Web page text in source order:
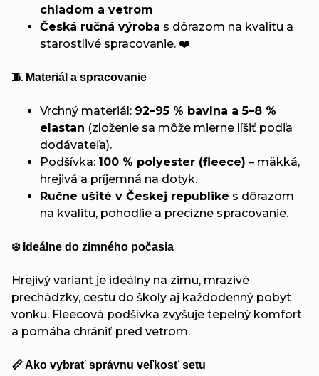
chladom a vetrom
Česká ručná výroba s dôrazom na kvalitu a
starostlivé spracovanie. ❤️
🧵 Materiál a spracovanie
Vrchný materiál: 92–95 % bavlna a 5–8 %
elastan (zloženie sa môže mierne líšiť podľa
dodávateľa).
Podšívka: 100 % polyester (fleece) – mäkká,
hrejivá a príjemná na dotyk.
Ručne ušité v Českej republike s dôrazom
na kvalitu, pohodlie a precízne spracovanie.
❄️ Ideálne do zimného počasia
Hrejivý variant je ideálny na zimu, mrazivé
prechádzky, cestu do školy aj každodenný pobyt
vonku. Fleecová podšívka zvyšuje tepelný komfort
a pomáha chrániť pred vetrom.
📏 Ako vybrať správnu veľkosť setu